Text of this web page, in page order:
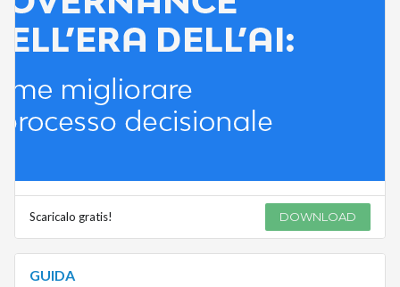
Scaricalo gratis! DOWNLOAD
GUIDA